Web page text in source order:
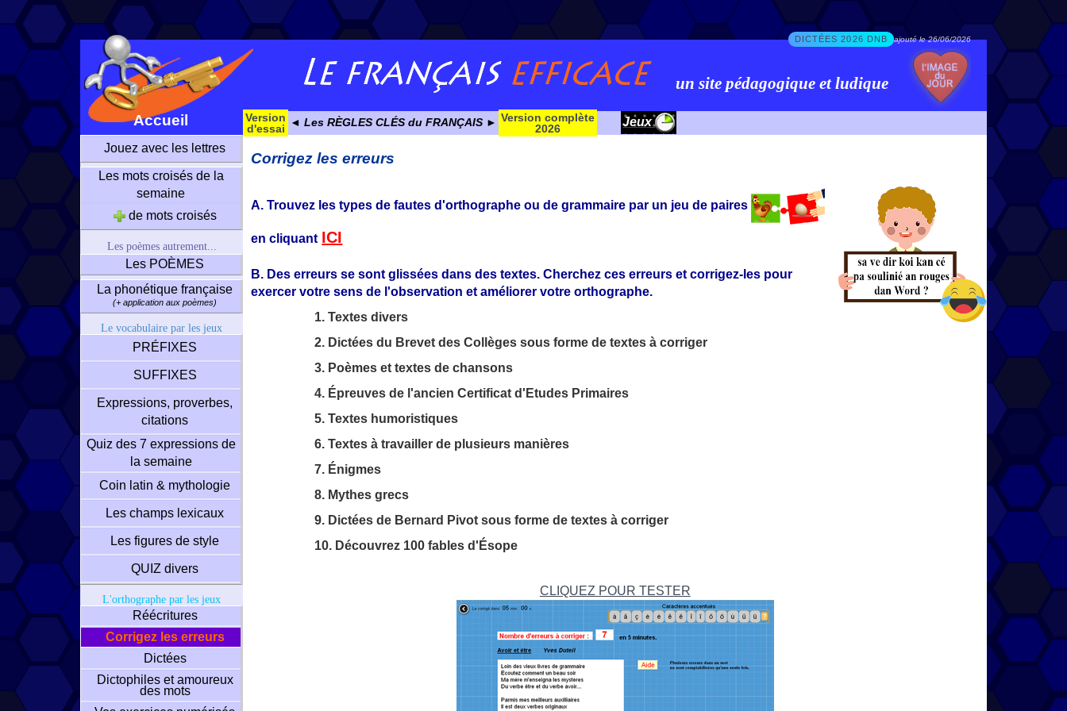
DICTÉES 2026 DNB ajouté le 26/06/2026
un site pédagogique et ludique
Accueil
Version
d'essai
◄ Les RÈGLES CLÉS du FRANÇAIS ► Version complète
2026
Jeux
Jouez avec les lettres
Les mots croisés de la
semaine
de mots croisés
Les poèmes autrement...
Les POÈMES
La phonétique française
(+ application aux poèmes)
Le vocabulaire par les jeux
PRÉFIXES
SUFFIXES
Expressions, proverbes,
citations
Quiz des 7 expressions de
la semaine
Coin latin & mythologie
Les champs lexicaux
Les figures de style
QUIZ divers
L'orthographe par les jeux
Réécritures
Corrigez les erreurs
Dictées
Dictophiles et amoureux
des mots
Corrigez les erreurs
A. Trouvez les types de fautes d'orthographe ou de grammaire par un jeu de paires
en cliquant ICI
B. Des erreurs se sont glissées dans des textes. Cherchez ces erreurs et corrigez-les pour
exercer votre sens de l'observation et améliorer votre orthographe.
1. Textes divers
2. Dictées du Brevet des Collèges sous forme de textes à corriger
3. Poèmes et textes de chansons
4. Épreuves de l'ancien Certificat d'Etudes Primaires
5. Textes humoristiques
6. Textes à travailler de plusieurs manières
7. Énigmes
8. Mythes grecs
9. Dictées de Bernard Pivot sous forme de textes à corriger
10. Découvrez 100 fables d'Ésope
CLIQUEZ POUR TESTER